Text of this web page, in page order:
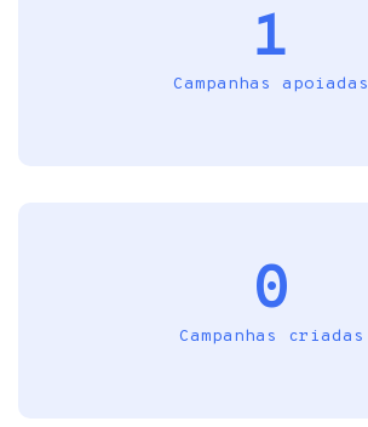
1
Campanhas apoiadas
0
Campanhas criadas